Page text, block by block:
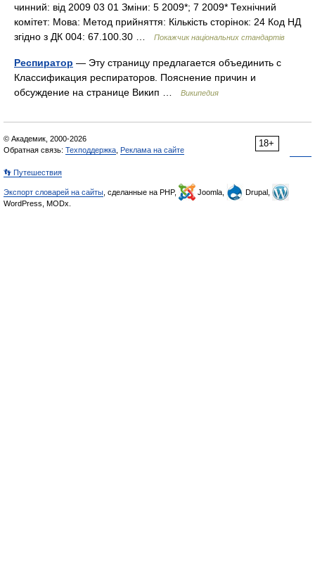
чинний: від 2009 03 01 Зміни: 5 2009*; 7 2009* Технічний
комітет: Мова: Метод прийняття: Кількість сторінок: 24 Код НД
згідно з ДК 004: 67.100.30 …
Покажчик національних стандартів
Респиратор — Эту страницу предлагается объединить с
Классификация респираторов. Пояснение причин и
обсуждение на странице Викип …
Википедия
18+
© Академик, 2000-2026
Обратная связь: Техподдержка Реклама на сайте
👣 Путешествия
Экспорт словарей на сайты , сделанные на PHP, Joomla,
Drupal,
WordPress, MODx.